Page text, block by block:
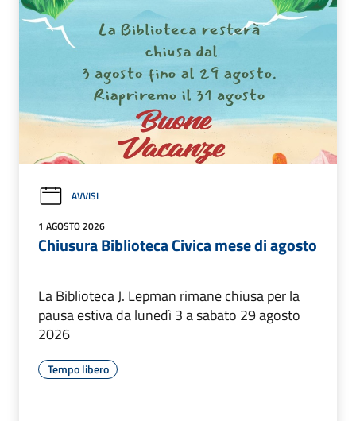
AVVISI
1 AGOSTO 2026
Chiusura Biblioteca Civica mese di agosto
La Biblioteca J. Lepman rimane chiusa per la
pausa estiva da lunedì 3 a sabato 29 agosto
2026
Tempo libero